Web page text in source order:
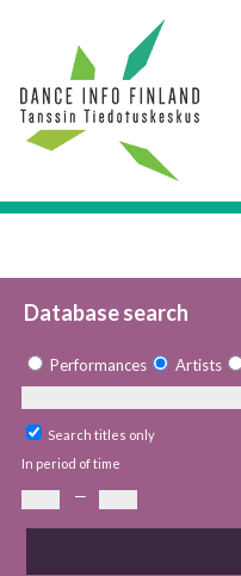
Database search
Performances Artists
Search titles only
In period of time
—